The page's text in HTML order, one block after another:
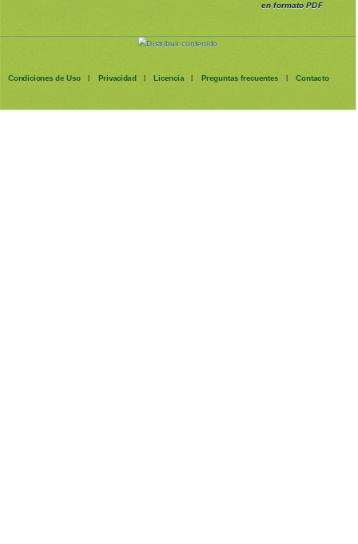
en formato PDF
Condiciones de Uso | Privacidad | Licencia | Preguntas frecuentes | Contacto